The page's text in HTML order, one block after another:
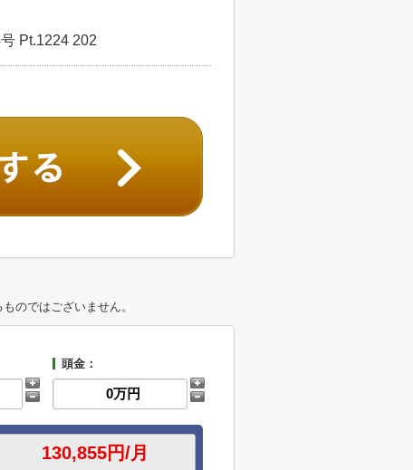
Pt.1224 202
のではございません。
頭金：